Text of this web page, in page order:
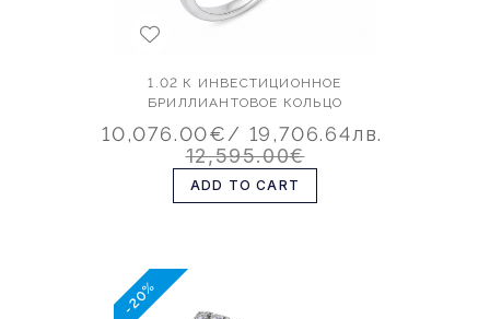
1.02 К ИНВЕСТИЦИОННОЕ
БРИЛЛИАНТОВОЕ КОЛЬЦО
10,076.00€/ 19,706.64лв.
12,595.00€
ADD TO CART
-20%